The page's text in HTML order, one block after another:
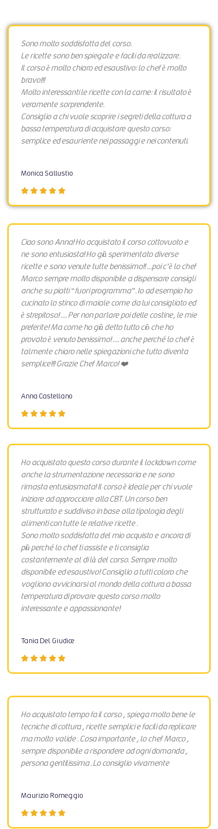
Sono molto soddisfatta del corso.
Le ricette sono ben spiegate e facili da realizzare.
Il corso è molto chiaro ed esaustivo: lo chef è molto
bravo!!!
Molto interessanti le ricette con la carne: il risultato è
veramente sorprendente.
Consiglio a chi vuole scoprire i segreti della cottura a
bassa temperatura di acquistare questo corso:
semplice ed esauriente nei passaggi e nei contenuti.
Monica Sallustio
Ciao sono Anna! Ho acquistato il corso cottovuoto e
ne sono entusiasta! Ho già sperimentato diverse
ricette e sono venute tutte benissimo!! …poi c’è lo chef
Marco sempre molto disponibile a dispensare consigli
anche su piatti “fuori programma”. Io ad esempio ho
cucinato lo stinco di maiale come da lui consigliato ed
è strepitoso! …. Per non parlare poi delle costine, le mie
preferite! Ma come ho già detto tutto ciò che ho
provato è venuto benissimo! …. anche perché lo chef è
talmente chiaro nelle spiegazioni che tutto diventa
semplice!!! Grazie Chef Marco! ❤️
Anna Castellano
Ho acquistato questo corso durante il lockdown come
anche la strumentazione necessaria e ne sono
rimasta entusiasmata! Il corso è ideale per chi vuole
iniziare ad approcciare alla CBT. Un corso ben
strutturato e suddiviso in base alla tipologia degli
alimenti con tutte le relative ricette .
Sono molto soddisfatta del mio acquisto e ancora di
più perché lo chef ti assiste e ti consiglia
costantemente al di là del corso. Sempre molto
disponibile ed esaustivo! Consiglio a tutti coloro che
vogliono avvicinarsi al mondo della cottura a bassa
temperatura di provare questo corso molto
interessante e appassionante!
Tania Del Giudice
Ho acquistato tempo fa il corso , spiega molto bene le
tecniche di cottura , ricette semplici e facili da replicare
ma molto valide . Cosa importante , lo chef Marco ,
sempre disponibile a rispondere ad ogni domanda ,
persona gentilissima . Lo consiglio vivamente
Maurizio Romeggio